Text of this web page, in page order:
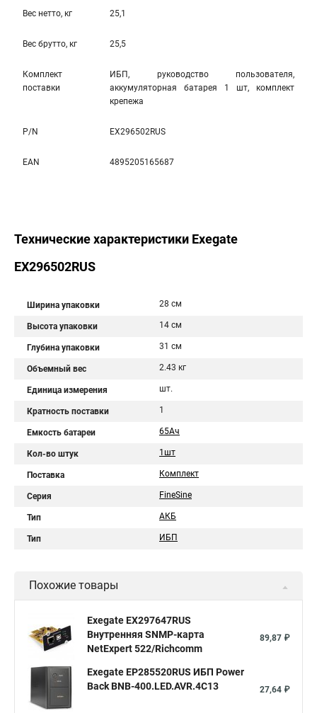
Вес нетто, кг 25,1
Вес брутто, кг 25,5
Комплект
поставки
ИБП, руководство пользователя,
аккумуляторная батарея 1 шт, комплект
крепежа
P/N EX296502RUS
EAN 4895205165687
Технические характеристики Exegate
EX296502RUS
Ширина упаковки 28 см
Высота упаковки 14 см
Глубина упаковки 31 см
Объемный вес 2.43 кг
Единица измерения шт.
Кратность поставки 1
Емкость батареи 65Aч
Кол-во штук 1шт
Поставка Комплект
Серия FineSine
Тип АКБ
Тип ИБП
Похожие товары
Exegate EX297647RUS
Внутренняя SNMP-карта
NetExpert 522/Richcomm
89,87 ₽
Exegate EP285520RUS ИБП Power
Back BNB-400.LED.AVR.4C13
27,64 ₽